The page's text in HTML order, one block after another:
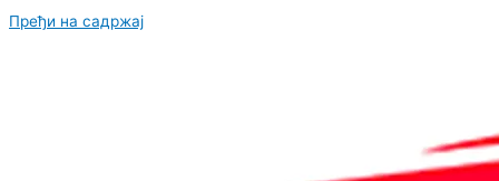
Пређи на садржај